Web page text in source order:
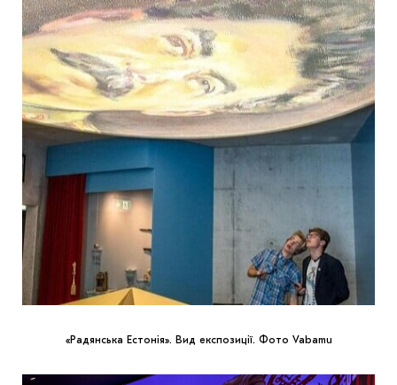
«Радянська Естонія». Вид експозиції. Фото Vabamu